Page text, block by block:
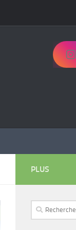
PLUS
Rechercher :